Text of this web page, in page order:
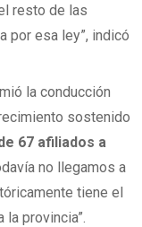
resto de las
por esa ley”, indicó
la conducción
sostenido
67 afiliados a
no llegamos a
tiene el
provincia”.